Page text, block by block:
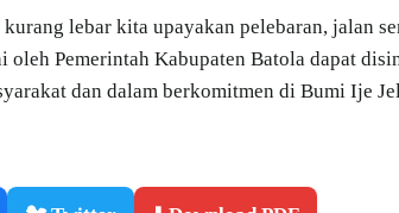
lebar kita upayakan pelebaran, jalan
Pemerintah Kabupaten Batola dapat
dan dalam berkomitmen di Bumi Ije